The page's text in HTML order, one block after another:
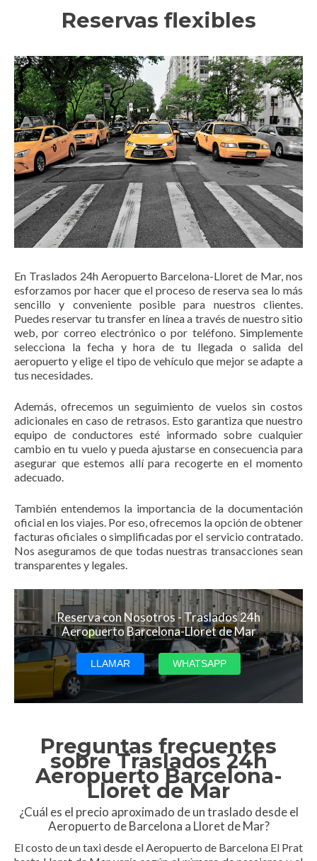
Reservas flexibles
En Traslados 24h Aeropuerto Barcelona-Lloret de Mar, nos
esforzamos por hacer que el proceso de reserva sea lo más
sencillo y conveniente posible para nuestros clientes.
Puedes reservar tu transfer en línea a través de nuestro sitio
web, por correo electrónico o por teléfono. Simplemente
selecciona la fecha y hora de tu llegada o salida del
aeropuerto y elige el tipo de vehículo que mejor se adapte a
tus necesidades.
Además, ofrecemos un seguimiento de vuelos sin costos
adicionales en caso de retrasos. Esto garantiza que nuestro
equipo de conductores esté informado sobre cualquier
cambio en tu vuelo y pueda ajustarse en consecuencia para
asegurar que estemos allí para recogerte en el momento
adecuado.
También entendemos la importancia de la documentación
oficial en los viajes. Por eso, ofrecemos la opción de obtener
facturas oficiales o simplificadas por el servicio contratado.
Nos aseguramos de que todas nuestras transacciones sean
transparentes y legales.
Reserva con Nosotros - Traslados 24h
Aeropuerto Barcelona-Lloret de Mar
LLAMAR WHATSAPP
Preguntas frecuentes
sobre Traslados 24h
Aeropuerto Barcelona-
Lloret de Mar
¿Cuál es el precio aproximado de un traslado desde el
Aeropuerto de Barcelona a Lloret de Mar?
El costo de un taxi desde el Aeropuerto de Barcelona El Prat